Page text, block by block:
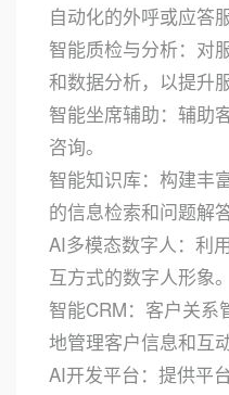
自动化的外呼或应答服
智能质检与分析：对
和数据分析，以提升
智能坐席辅助：辅助
咨询。
智能知识库：构建丰
的信息检索和问题解答
AI多模态数字人：利
互方式的数字人形象。
智能CRM：客户关系
地管理客户信息和互动
AI开发平台：提供平